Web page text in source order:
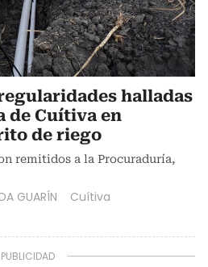
halladas
de Cuítiva en
de riego
remitidos a la Procuraduría,
GUARÍN Cuítiva